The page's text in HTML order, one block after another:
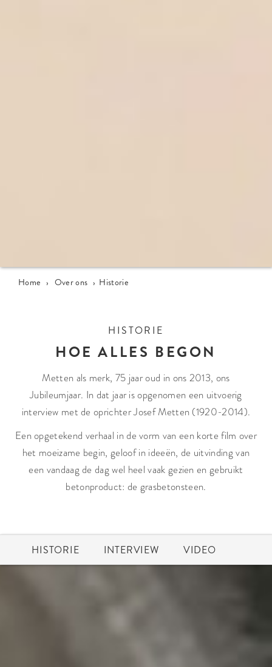
Home › Over ons › Historie
HISTORIE
HOE ALLES BEGON
Metten als merk, 75 jaar oud in ons 2013, ons
Jubileumjaar. In dat jaar is opgenomen een uitvoerig
interview met de oprichter Josef Metten (1920-2014).
Een opgetekend verhaal in de vorm van een korte film over
het moeizame begin, geloof in ideeën, de uitvinding van
een vandaag de dag wel heel vaak gezien en gebruikt
betonproduct: de grasbetonsteen.
HISTORIE INTERVIEW VIDEO